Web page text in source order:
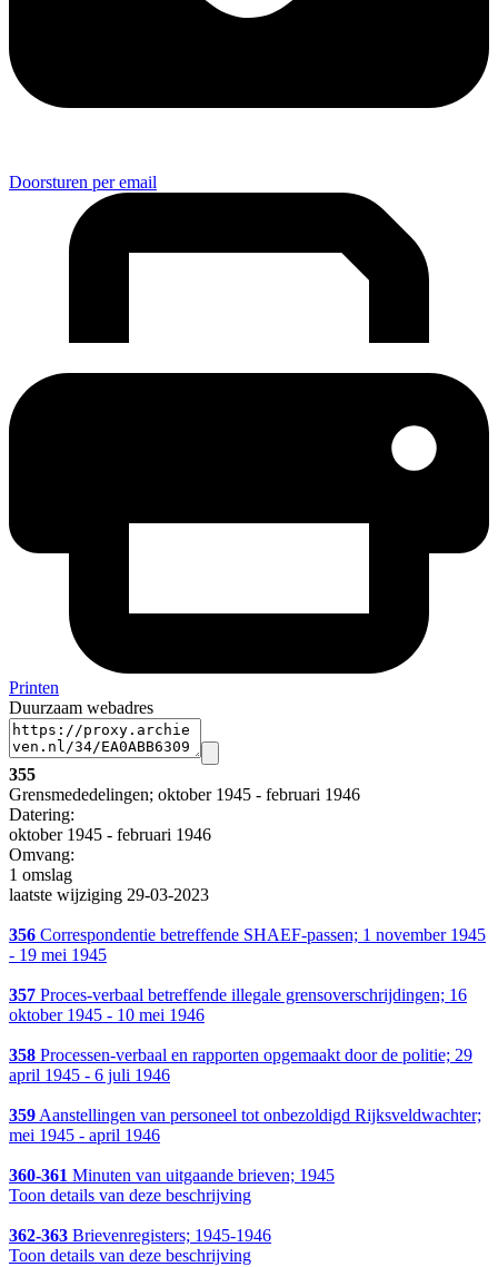
Doorsturen per email
Printen
Duurzaam webadres
355
Grensmededelingen; oktober 1945 - februari 1946
Datering:
oktober 1945 - februari 1946
Omvang:
1 omslag
laatste wijziging 29-03-2023
356 Correspondentie betreffende SHAEF-passen; 1 november 1945
- 19 mei 1945
357 Proces-verbaal betreffende illegale grensoverschrijdingen; 16
oktober 1945 - 10 mei 1946
358 Processen-verbaal en rapporten opgemaakt door de politie; 29
april 1945 - 6 juli 1946
359Aanstellingen van personeel tot onbezoldigd Rijksveldwachter;
mei 1945 - april 1946
360-361 Minuten van uitgaande brieven; 1945
Toon details van deze beschrijving
362-363 Brievenregisters; 1945-1946
Toon details van deze beschrijving